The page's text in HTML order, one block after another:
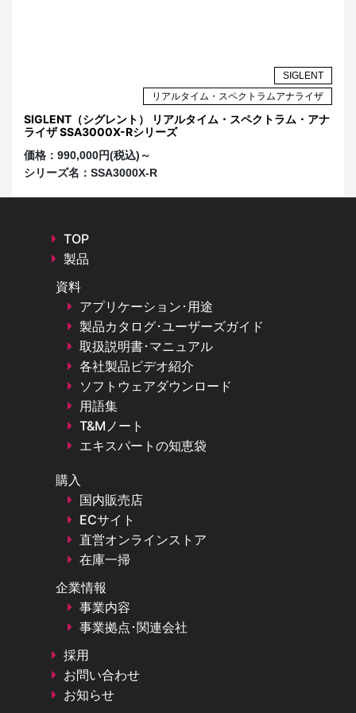
SIGLENT
リアルタイム・スペクトラムアナライザ
SIGLENT（シグレント） リアルタイム・スペクトラム・アナ
ライザ SSA3000X-Rシリーズ
価格： 990,000円(税込)～
シリーズ名： SSA3000X-R
TOP
製品
資料
アプリケーション･用途
製品カタログ･ユーザーズガイド
取扱説明書･マニュアル
各社製品ビデオ紹介
ソフトウェアダウンロード
用語集
T&Mノート
エキスパートの知恵袋
購入
国内販売店
ECサイト
直営オンラインストア
在庫一掃
企業情報
事業内容
事業拠点･関連会社
採用
お問い合わせ
お知らせ